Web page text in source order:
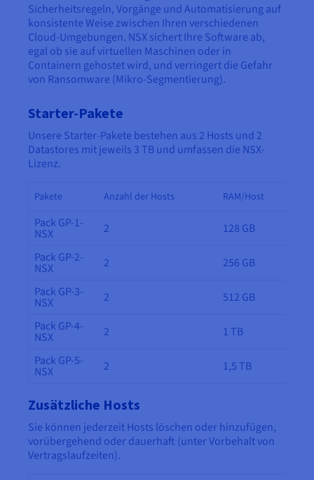
Sicherheitsregeln, Vorgänge und Automatisierung auf
konsistente Weise zwischen Ihren verschiedenen
Cloud-Umgebungen. NSX sichert Ihre Software ab,
egal ob sie auf virtuellen Maschinen oder in
Containern gehostet wird, und verringert die Gefahr
von Ransomware (Mikro-Segmentierung).
Starter-Pakete
Unsere Starter-Pakete bestehen aus 2 Hosts und 2
Datastores mit jeweils 3 TB und umfassen die NSX-
Lizenz.
Pakete Anzahl der Hosts RAM/Host
Pack GP-1-
NSX 2
128 GB
Pack GP-2-
NSX 2
256 GB
Pack GP-3-
NSX 2
512 GB
Pack GP-4-
NSX 2
1 TB
Pack GP-5-
NSX 2 1,5 TB
Zusätzliche Hosts
Sie können jederzeit Hosts löschen oder hinzufügen,
vorübergehend oder dauerhaft (unter Vorbehalt von
Vertragslaufzeiten).